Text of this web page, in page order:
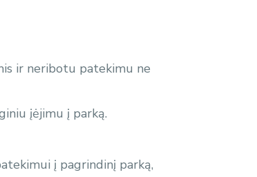
ir neribotu patekimu ne
įėjimu į parką.
į pagrindinį parką,